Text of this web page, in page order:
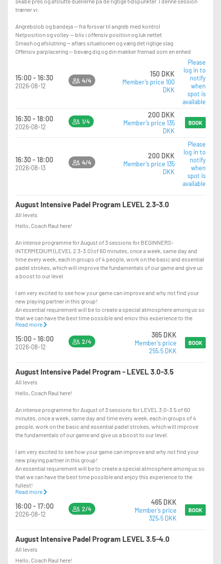
træner vi:
Angrebslob og bandeja — fra forsvar til angreb med kontrol
Netposition og volley — bliv i offensiv position og luk nettet
Smash og afslutning — aflæs situationen og vælg det rigtige slag
Offensiv parplacering — bevæg dig og din makker fremad som en enhed
15:00 - 16:30
2026-08-12
4/4
150 DKK
Member’s price 100
DKK
Please
log in to
notify
when
spot is
available
16:30 - 18:00
2026-08-12
1/4
200 DKK
Member’s price 135
DKK
BOOK
16:30 - 18:00
2026-08-13
4/4
200 DKK
Member’s price 135
DKK
Please
log in to
notify
when
spot is
available
August Intensive Padel Program LEVEL 2.3-3.0
All levels
Hello, Coach Raul here!
An intense programme for August of 3 sessions for BEGINNERS-
INTERMEDIUM (LEVEL 2.3-3.0) of 60 minutes, once a week, same day and
time every week, each in groups of 4 people, work on the basic and essential
padel strokes, which will improve the fundamentals of our game and give us
a boost to our level.
I am very excited to see how your game can improve and why not find your
new playing partner in this group!
An essential requirement will be to create a special atmosphere among us so
that we can have the best time possible and enjoy this experience to the
fullest!
WEEK OF TRAININGS: 33, 34 and 35
1st session : Defense
2nd session : Volley
3rd session : Bandeja
See you in P77!
Read more
15:00 - 16:00
2026-08-12
2/4
365 DKK
Member’s price
255.5 DKK
BOOK
August Intensive Padel Program - LEVEL 3.0-3.5
All levels
Hello, Coach Raul here!
An intense programme for August of 3 sessions for LEVEL 3.0-3.5 of 60
minutes, once a week, same day and time every week, each in groups of 4
people, work on the basic and essential padel strokes, which will improve
the fundamentals of our game and give us a boost to our level.
I am very excited to see how your game can improve and why not find your
new playing partner in this group!
An essential requirement will be to create a special atmosphere among us so
that we can have the best time possible and enjoy this experience to the
fullest!
WEEK OF TRAININGS: 33, 34 and 35
We will work on:
2nd session Volley
3rd session Bandeja
Read more
16:00 - 17:00
2026-08-12
2/4
465 DKK
Member’s price
325.5 DKK
BOOK
August Intensive Padel Program LEVEL 3.5-4.0
All levels
Hello, Coach Raul here!